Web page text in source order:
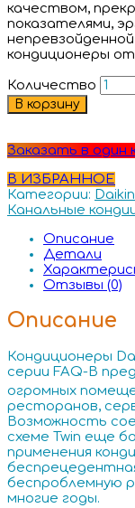
качеством,
показателями,
кондиционеры
Количество
В корзину
Заказать в один
В ИЗБРАННОЕ
Категории: Daikin
Канальные
Описание
Детали
Отзывы (0)
Описание
Кондиционеры
серии FAQ-B
огромных
ресторанов,
Возможность
схеме Twin еще
применения
беспроблемную
многие годы.